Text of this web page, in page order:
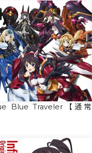
Blue Traveler【通常